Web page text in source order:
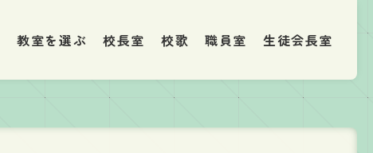
教室を選ぶ 校長室 校歌 職員室 生徒会長室